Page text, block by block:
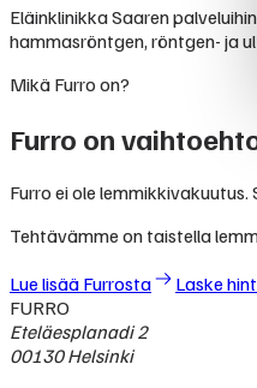
Eläinklinikka Saaren
hammasröntgen, röntgen- ja
Mikä Furro on?
Furro on
Furro ei ole
Tehtävämme on taistella
Lue lisää Furrosta
Laske
FURRO
Eteläesplanadi 2
00130 Helsinki